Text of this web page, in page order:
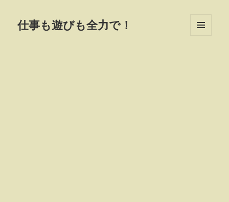
仕事も遊びも全力で！